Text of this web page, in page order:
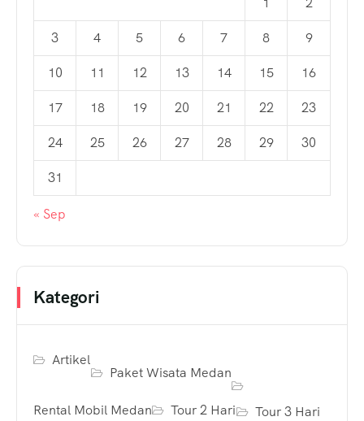
3 4 5 6 7 8 9
10 11 12 13 14 15 16
17 18 19 20 21 22 23
24 25 26 27 28 29 30
31
« Sep
Kategori
Artikel
Paket Wisata Medan
Rental Mobil Medan Tour 2 Hari
Tour 3 Hari